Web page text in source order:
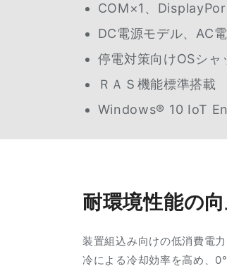
COM×1、
DC電源モデル、AC
停電対策向けOSシ
ＲＡＳ機能標準搭載
Windows® 10 IoT
耐環境性能の
装置組込み向けの低消費電
冷による冷却効率を高め、